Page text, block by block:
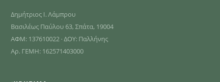
Δημήτριος Ι. Λάμπρου
Βασιλέως Παύλου 63, Σπάτα, 19004
ΑΦΜ: 137610022 · ΔΟΥ: Παλλήνης
Αρ. ΓΕΜΗ: 162571403000